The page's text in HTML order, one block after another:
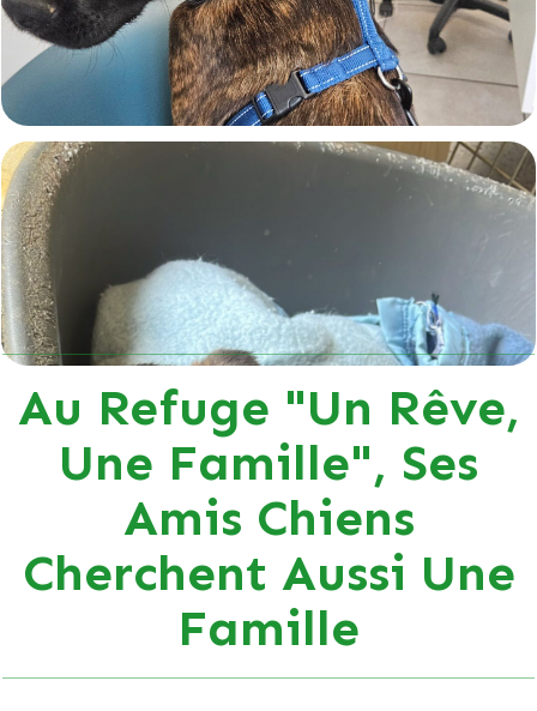
Au Refuge "Un Rêve,
Une Famille", Ses
Amis Chiens
Cherchent Aussi Une
Famille